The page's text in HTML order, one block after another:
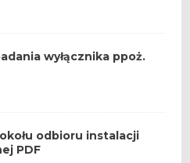
wyłącznika ppoż.
odbioru instalacji
PDF